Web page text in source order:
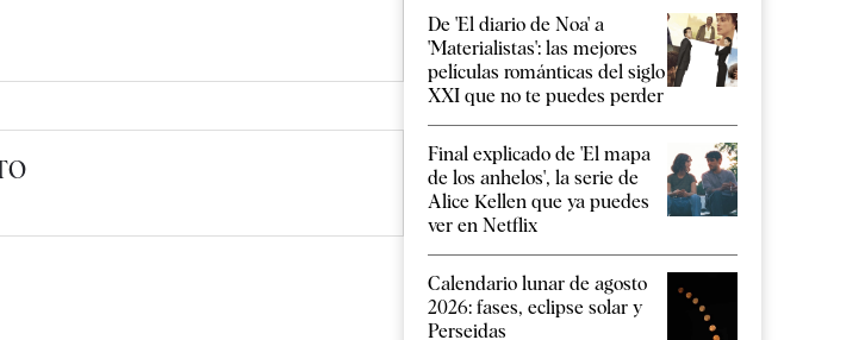
De 'El diario de Noa' a
'Materialistas': las mejores
películas románticas del siglo
XXI que no te puedes perder
Final explicado de 'El mapa
de los anhelos', la serie de
Alice Kellen que ya puedes
ver en Netflix
Calendario lunar de agosto
2026: fases, eclipse solar y
Perseidas